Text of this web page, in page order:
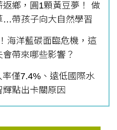
鄉，圓1顆黃豆夢！ 做
…帶孩子向大自然學習
海洋藍碳面臨危機，這
帶來哪些影響？
僅7.4%、遠低國際水
點出卡關原因